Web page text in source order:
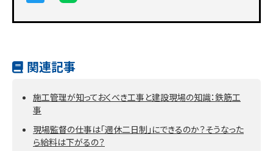
関連記事
施工管理が知っておくべき工事と建設現場の知識：鉄筋工
事
現場監督の仕事は「週休二日制」にできるのか？そうなった
ら給料は下がるの？